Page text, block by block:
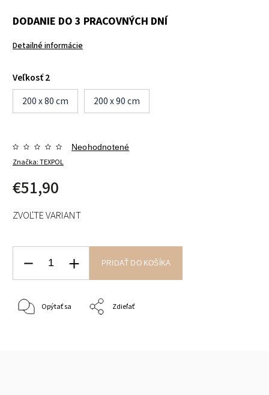
DODANIE DO 3 PRACOVNÝCH DNÍ
Detailné informácie
Veľkosť 2
200 x 80 cm
200 x 90 cm
Značka:TEXPOL
Neohodnotené
€51,90
ZVOĽTE VARIANT
PRIDAŤ DO KOŠÍKA
Opýtať sa Zdieľať